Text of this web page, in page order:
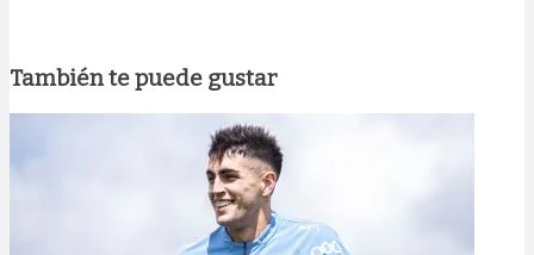
También te puede gustar